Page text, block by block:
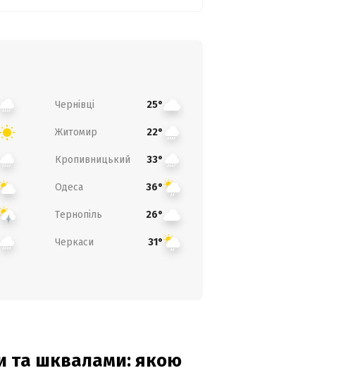
Чернівці 25°
Житомир 22°
Кропивницький 33°
Одеса 36°
Тернопіль 26°
Черкаси 31°
та шквалами: якою